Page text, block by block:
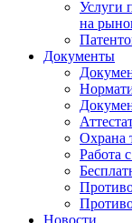
Услуги
на
Документы
Охрана
Работа
Новости